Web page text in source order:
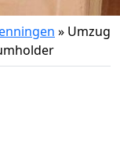
» Umzug